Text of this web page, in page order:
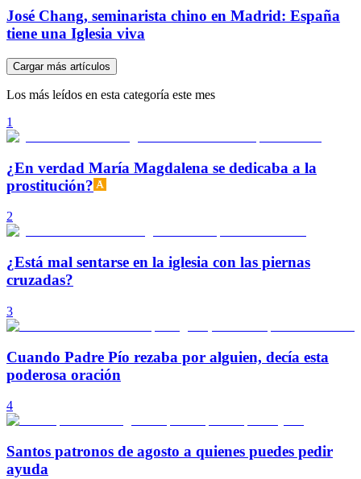
José Chang, seminarista chino en Madrid: España
tiene una Iglesia viva
Cargar más artículos
Los más leídos en esta categoría este mes
1
¿En verdad María Magdalena se dedicaba a la
prostitución?
2
¿Está mal sentarse en la iglesia con las piernas
cruzadas?
3
Cuando Padre Pío rezaba por alguien, decía esta
poderosa oración
4
Santos patronos de agosto a quienes puedes pedir
ayuda